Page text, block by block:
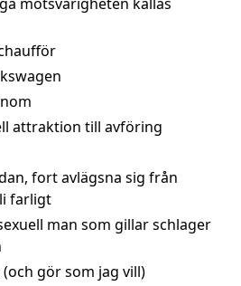
attraktion till avföring
fort avlägsna sig från
farligt
man som gillar schlager
gör som jag vill)